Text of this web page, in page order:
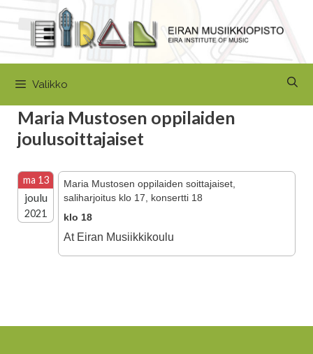
sisältöön
Valikko
Maria Mustosen oppilaiden
joulusoittajaiset
ma 13
joulu
2021
Maria Mustosen oppilaiden soittajaiset,
saliharjoitus klo 17, konsertti 18
klo 18
At Eiran Musiikkikoulu